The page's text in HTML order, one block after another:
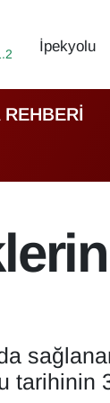
İpekyolu
REHBERİ
tarihinin